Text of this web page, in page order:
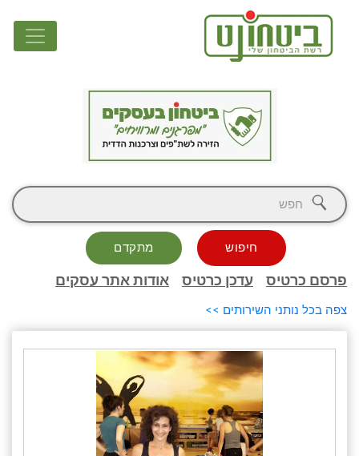
חיפוש מתקדם
פרסם כרטיס עדכן כרטיס אודות אתר עסקים
צפה בכל נותני השירותים >>